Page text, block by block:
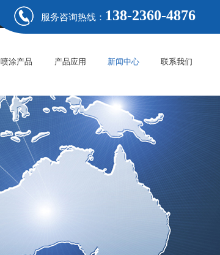
服务咨询热线： 138-2360-4876
喷涂产品 产品应用 新闻中心 联系我们